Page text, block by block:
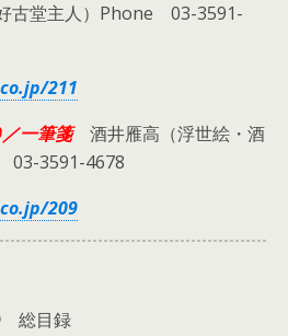
古堂主人）Phone 03-3591-
211
／一筆箋 酒井雁高（浮世絵・酒
03-3591-4678
209
目録